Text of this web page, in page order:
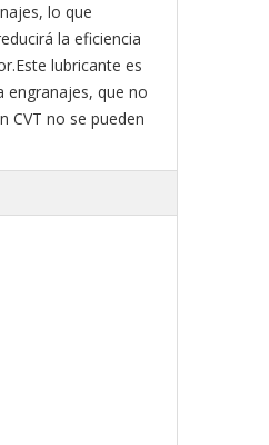
lo que
la eficiencia
lubricante es
engranajes, que no
CVT no se pueden